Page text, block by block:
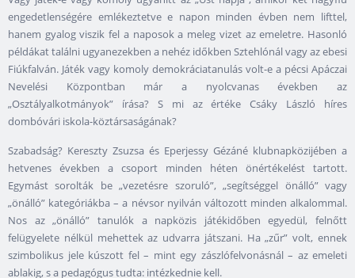
engedetlenségére emlékeztetve e napon minden évben nem lifttel,
hanem gyalog viszik fel a naposok a meleg vizet az emeletre. Hasonló
példákat találni ugyanezekben a nehéz időkben Sztehlónál vagy az ebesi
Fiúkfalván. Játék vagy komoly demokráciatanulás volt-e a pécsi Apáczai
Nevelési Központban már a nyolcvanas években az
„Osztályalkotmányok” írása? S mi az értéke Csáky László híres
dombóvári iskola-köztársaságának?
Szabadság? Kereszty Zsuzsa és Eperjessy Gézáné klubnapközijében a
hetvenes években a csoport minden héten önértékelést tartott.
Egymást sorolták be „vezetésre szoruló”, „segítséggel önálló” vagy
„önálló” kategóriákba – a névsor nyilván változott minden alkalommal.
Nos az „önálló” tanulók a napközis játékidőben egyedül, felnőtt
felügyelete nélkül mehettek az udvarra játszani. Ha „zűr” volt, ennek
szimbolikus jele kúszott fel – mint egy zászlófelvonásnál – az emeleti
ablakig, s a pedagógus tudta: intézkednie kell.